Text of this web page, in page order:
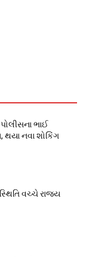
ભાઈ
થયા નવા શોકિંગ
સ્થિતિ વચ્ચે રાજ્ય